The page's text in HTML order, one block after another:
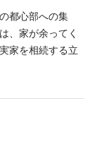
都心部への集
、家が余ってく
家を相続する立